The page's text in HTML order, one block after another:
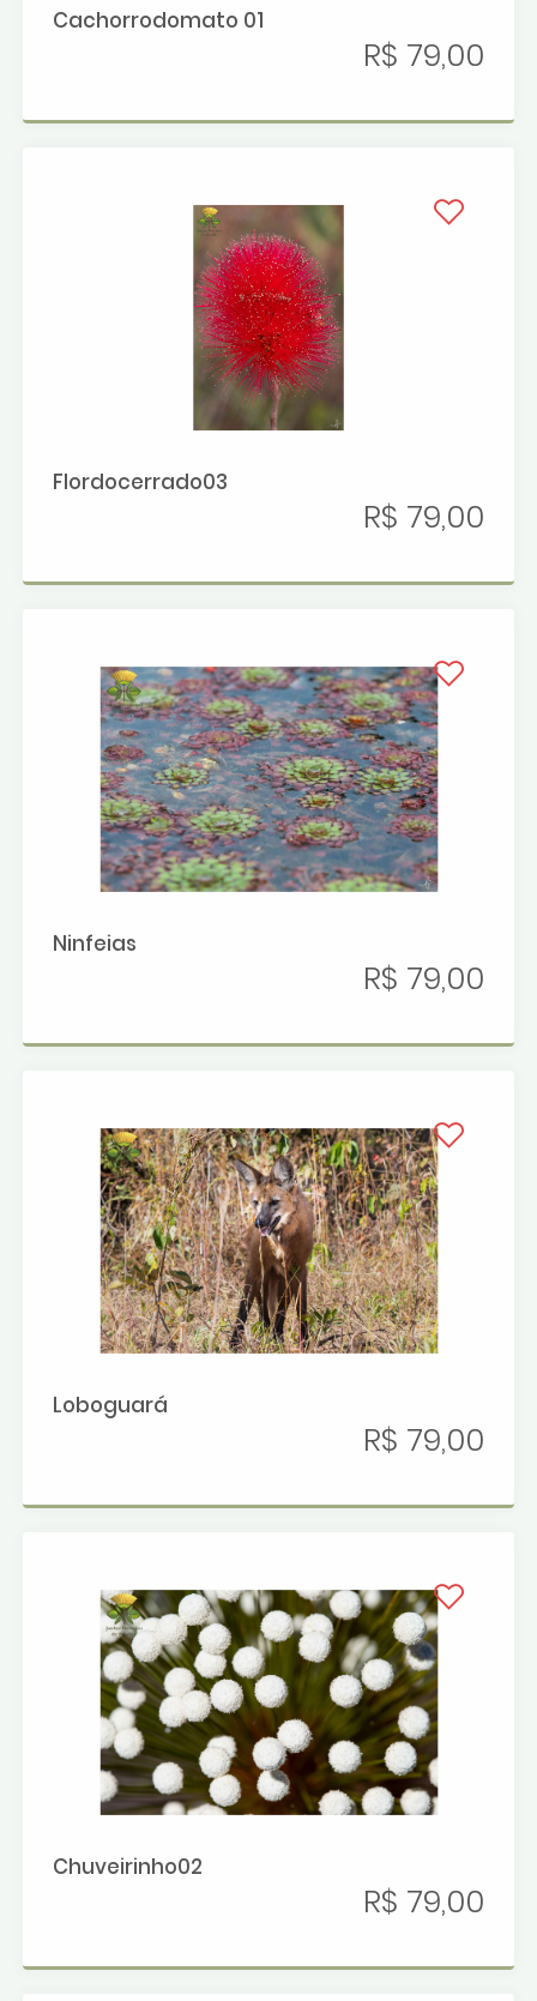
Cachorrodomato 01
R$ 79,00
Flordocerrado03
R$ 79,00
Ninfeias
R$ 79,00
Loboguará
R$ 79,00
Chuveirinho02
R$ 79,00